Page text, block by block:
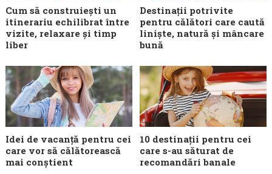
Cum să construiești un
itinerariu echilibrat între
vizite, relaxare și timp
liber
Destinații potrivite
pentru călători care caută
liniște, natură și mâncare
bună
Idei de vacanță pentru cei
care vor să călătorească
mai conștient
10 destinații pentru cei
care s-au săturat de
recomandări banale